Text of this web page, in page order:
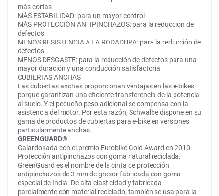
más cortas
MÁS ESTABILIDAD: para un mayor control
MÁS PROTECCIÓN ANTIPINCHAZOS: para la reducción de
defectos
MENOS RESISTENCIA A LA RODADURA: para la reducción de
defectos
MENOS DESGASTE: para la reducción de defectos para una
mayor duración y una conducción satisfactoria
CUBIERTAS ANCHAS
Las cubiertas anchas proporcionan ventajas en las e-bikes
porque garantizan una eficiente transferencia de la potencia
al suelo. Y el pequeño peso adicional se compensa con la
asistencia del motor. Por esta razón, Schwalbe dispone en su
gama de productos de cubiertas para e-bike en versiones
particularmente anchas.
GREENGUARD®
Galardonada con el premio Eurobike Gold Award en 2010
Protección antipinchazos con goma natural reciclada.
GreenGuard es el nombre de la cinta de protección
antipinchazos de 3 mm de grosor fabricada con goma
especial de India. De alta elasticidad y fabricada
parcialmente con material reciclado, también se usa para la